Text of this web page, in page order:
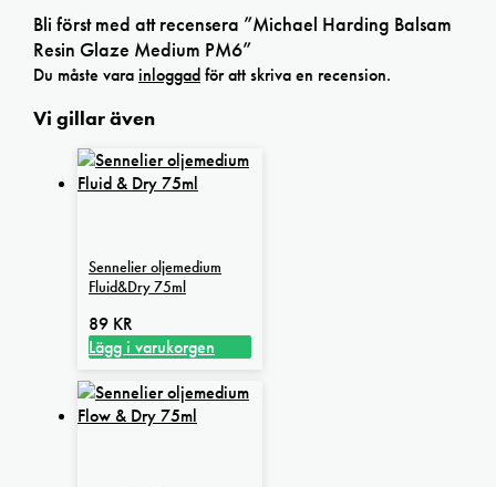
Bli först med att recensera ”Michael Harding Balsam
Resin Glaze Medium PM6”
Du måste varainloggadför att skriva en recension.
Vi gillar även
Sennelier oljemedium
Fluid&Dry 75ml
89 KR
Lägg i varukorgen